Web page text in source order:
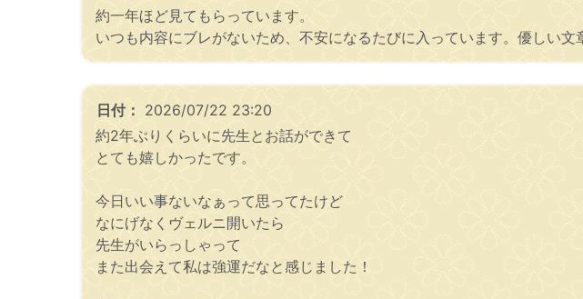
約一年ほど見てもらっています。
いつも内容にブレがないため、不安になるたびに入っています。優しい
日付： 2026/07/22 23:20
約2年ぶりくらいに先生とお話ができて
とても嬉しかったです。
今日いい事ないなぁって思ってたけど
なにげなくヴェルニ開いたら
先生がいらっしゃって
また出会えて私は強運だなと感じました！